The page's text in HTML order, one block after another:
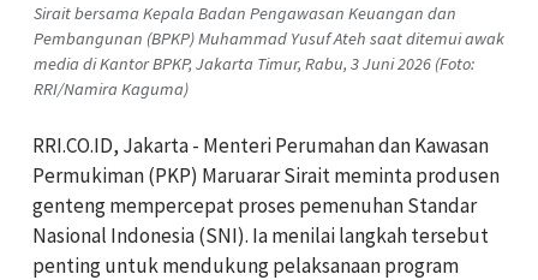
Sirait bersama Kepala Badan Pengawasan Keuangan dan
Pembangunan (BPKP) Muhammad Yusuf Ateh saat ditemui awak
media di Kantor BPKP, Jakarta Timur, Rabu, 3 Juni 2026 (Foto:
RRI/Namira Kaguma)
RRI.CO.ID, Jakarta - Menteri Perumahan dan Kawasan
Permukiman (PKP) Maruarar Sirait meminta produsen
genteng mempercepat proses pemenuhan Standar
Nasional Indonesia (SNI). Ia menilai langkah tersebut
penting untuk mendukung pelaksanaan program